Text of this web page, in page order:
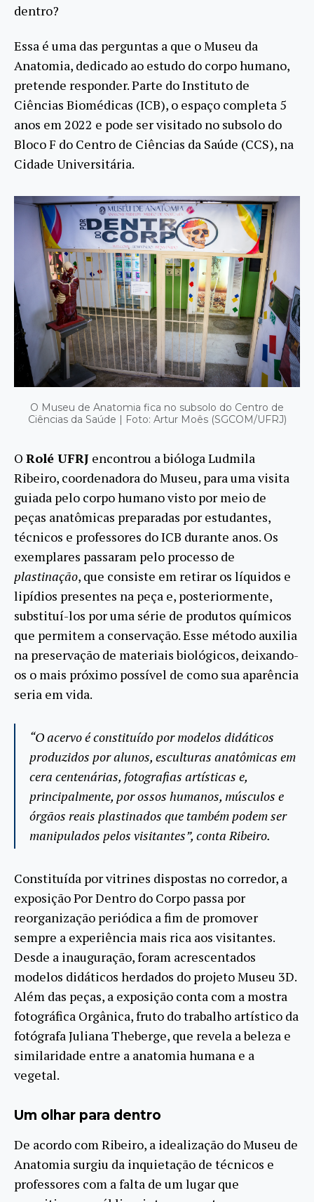
dentro?
Essa é uma das perguntas a que o Museu da
Anatomia, dedicado ao estudo do corpo humano,
pretende responder. Parte do Instituto de
Ciências Biomédicas (ICB), o espaço completa 5
anos em 2022 e pode ser visitado no subsolo do
Bloco F do Centro de Ciências da Saúde (CCS), na
Cidade Universitária.
O Museu de Anatomia fica no subsolo do Centro de
Ciências da Saúde | Foto: Artur Moês (SGCOM/UFRJ)
O Rolé UFRJ encontrou a bióloga Ludmila
Ribeiro, coordenadora do Museu, para uma visita
guiada pelo corpo humano visto por meio de
peças anatômicas preparadas por estudantes,
técnicos e professores do ICB durante anos. Os
exemplares passaram pelo processo de
plastinação, que consiste em retirar os líquidos e
lipídios presentes na peça e, posteriormente,
substituí-los por uma série de produtos químicos
que permitem a conservação. Esse método auxilia
na preservação de materiais biológicos, deixando-
os o mais próximo possível de como sua aparência
seria em vida.
“O acervo é constituído por modelos didáticos
produzidos por alunos, esculturas anatômicas em
cera centenárias, fotografias artísticas e,
principalmente, por ossos humanos, músculos e
órgãos reais plastinados que também podem ser
manipulados pelos visitantes”, conta Ribeiro.
Constituída por vitrines dispostas no corredor, a
exposição Por Dentro do Corpo passa por
reorganização periódica a fim de promover
sempre a experiência mais rica aos visitantes.
Desde a inauguração, foram acrescentados
modelos didáticos herdados do projeto Museu 3D.
Além das peças, a exposição conta com a mostra
fotográfica Orgânica, fruto do trabalho artístico da
fotógrafa Juliana Theberge, que revela a beleza e
similaridade entre a anatomia humana e a
vegetal.
Um olhar para dentro
De acordo com Ribeiro, a idealização do Museu de
Anatomia surgiu da inquietação de técnicos e
professores com a falta de um lugar que